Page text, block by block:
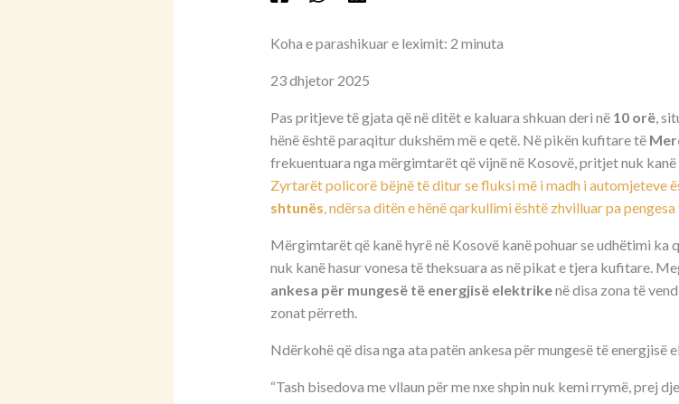
Koha e parashikuar e leximit: 2 minuta
23 dhjetor 2025
Pas pritjeve të gjata që në ditët e kaluara shkuan deri në 10 orë,
hënë është paraqitur dukshëm më e qetë. Në pikën kufitare të
frekuentuara nga mërgimtarët që vijnë në Kosovë, pritjet nuk
Zyrtarët policorë bëjnë të ditur se fluksi më i madh i automjeteve
shtunës, ndërsa ditën e hënë qarkullimi është zhvilluar pa
Mërgimtarët që kanë hyrë në Kosovë kanë pohuar se udhëtimi ka
nuk kanë hasur vonesa të theksuara as në pikat e tjera kufitare.
ankesa për mungesë të energjisë elektrikenë disa zona të
zonat përreth.
Ndërkohë që disa nga ata patën ankesa për mungesë të energjisë
“Tash bisedova me vllaun për me nxe shpin nuk kemi rrymë, prej